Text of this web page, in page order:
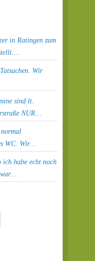
in Ratingen zum
Wir
sind lt.
NUR…
WC. Wir…
ich habe echt noch